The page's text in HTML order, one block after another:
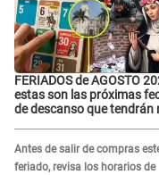
FERIADOS de AGOSTO
estas son las próximas
de descanso que tendrán
Antes de salir de compras
feriado, revisa los horarios de